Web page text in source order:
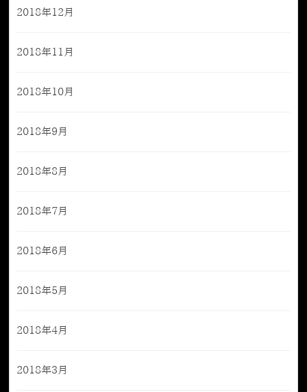
2018年12月
2018年11月
2018年10月
2018年9月
2018年8月
2018年7月
2018年6月
2018年5月
2018年4月
2018年3月